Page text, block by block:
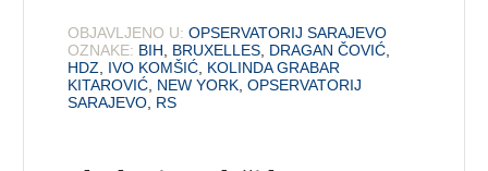
OBJAVLJENO U: OPSERVATORIJ SARAJEVO
OZNAKE: BIH BRUXELLES DRAGAN ČOVIĆ
HDZ
IVO KOMŠIĆ KOLINDA GRABAR
KITAROVIĆ NEW YORK ,OPSERVATORIJ
SARAJEVO RS